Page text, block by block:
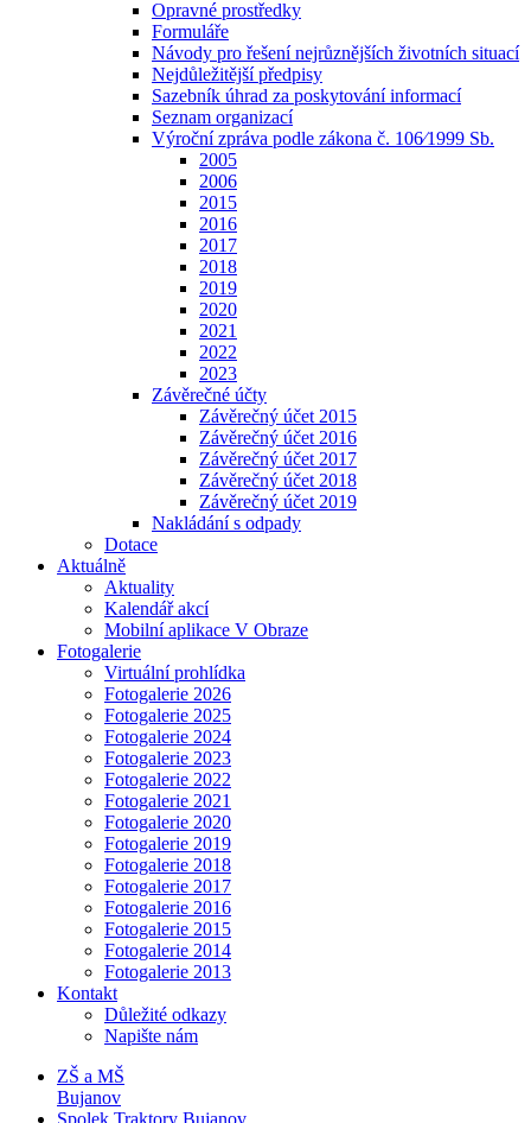
Opravné prostředky
Formuláře
Návody pro řešení nejrůznějších životních situací
Nejdůležitější předpisy
Sazebník úhrad za poskytování informací
Seznam organizací
Výroční zpráva podle zákona č. 106⁄1999 Sb.
2005
2006
2015
2016
2017
2018
2019
2020
2021
2022
2023
Závěrečné účty
Závěrečný účet 2015
Závěrečný účet 2016
Závěrečný účet 2017
Závěrečný účet 2018
Závěrečný účet 2019
Nakládání s odpady
Dotace
Aktuálně
Aktuality
Kalendář akcí
Mobilní aplikace V Obraze
Fotogalerie
Virtuální prohlídka
Fotogalerie 2026
Fotogalerie 2025
Fotogalerie 2024
Fotogalerie 2023
Fotogalerie 2022
Fotogalerie 2021
Fotogalerie 2020
Fotogalerie 2019
Fotogalerie 2018
Fotogalerie 2017
Fotogalerie 2016
Fotogalerie 2015
Fotogalerie 2014
Fotogalerie 2013
Kontakt
Důležité odkazy
Napište nám
ZŠ a MŠ
Bujanov
Spolek Traktory Bujanov